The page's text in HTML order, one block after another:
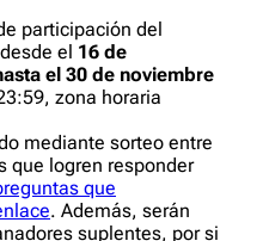
participación del
el 16 de
el 30 de noviembre
zona horaria
mediante sorteo entre
que logren responder
que
. Además, serán
suplentes, por si